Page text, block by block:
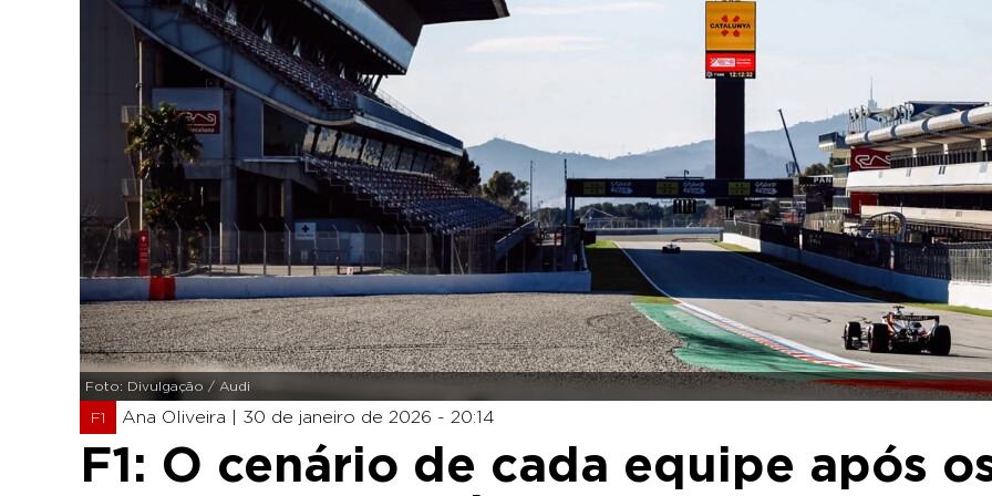
Foto: Divulgação / Audi
F1 Ana Oliveira | 30 de janeiro de 2026 - 20:14
F1: O cenário de cada equipe após